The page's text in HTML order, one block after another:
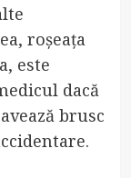
roșeața
este
dacă
brusc